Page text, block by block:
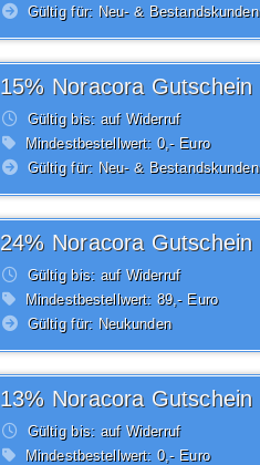
Gültig für: Neu- & Bestandskunden
15% Noracora Gutschein
Gültig bis: auf Widerruf
Mindestbestellwert: 0,- Euro
Gültig für: Neu- & Bestandskunden
24% Noracora Gutschein
Gültig bis: auf Widerruf
Mindestbestellwert: 89,- Euro
Gültig für: Neukunden
13% Noracora Gutschein
Gültig bis: auf Widerruf
Mindestbestellwert: 0,- Euro